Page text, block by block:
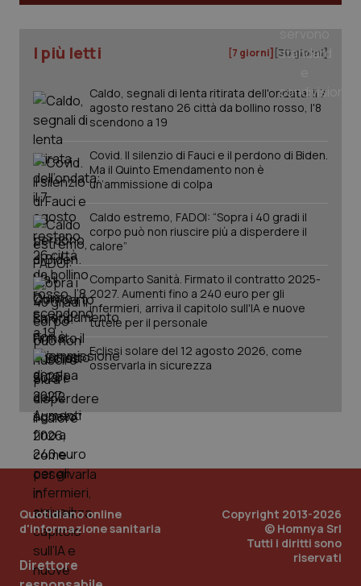
I più letti [7 giorni] [30 giorni]
Caldo, segnali di lenta ritirata dell'ondata: il 7
agosto restano 26 città da bollino rosso, l'8
scendono a 19
Covid. Il silenzio di Fauci e il perdono di Biden.
Ma il Quinto Emendamento non è
un’ammissione di colpa
Caldo estremo, FADOI: “Sopra i 40 gradi il
corpo può non riuscire più a disperdere il
calore”
Comparto Sanità. Firmato il contratto 2025-
2027. Aumenti fino a 240 euro per gli
infermieri, arriva il capitolo sull'IA e nuove
tutele per il personale
Eclissi solare del 12 agosto 2026, come
osservarla in sicurezza
Quotidiano online
d'informazione sanitaria
Direttore
Copyright 2013-2026
© Homnya Srl
Tutti i diritti sono
riservati
PHPSESSID